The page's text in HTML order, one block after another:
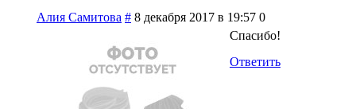
Алия Самитова # 8 декабря 2017 в 19:57 0
Спасибо!
Ответить